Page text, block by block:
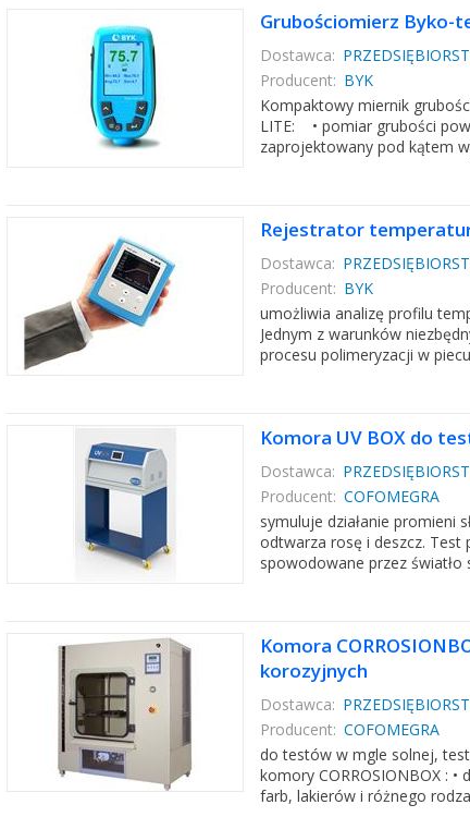
Grubościomierz Byko-
Dostawca:
Producent: BYK
Kompaktowy miernik
LITE: • pomiar grubości
zaprojektowany pod kątem
Rejestrator
Dostawca:
Producent: BYK
umożliwia analizę profilu
Jednym z warunków
procesu polimeryzacji w
Komora UV BOX do
Dostawca:
Producent: COFOMEGRA
symuluje działanie promieni
odtwarza rosę i deszcz. Test
spowodowane przez światło
Komora
korozyjnych
Dostawca:
Producent: COFOMEGRA
do testów w mgle solnej,
komory CORROSIONBOX :
farb, lakierów i różnego